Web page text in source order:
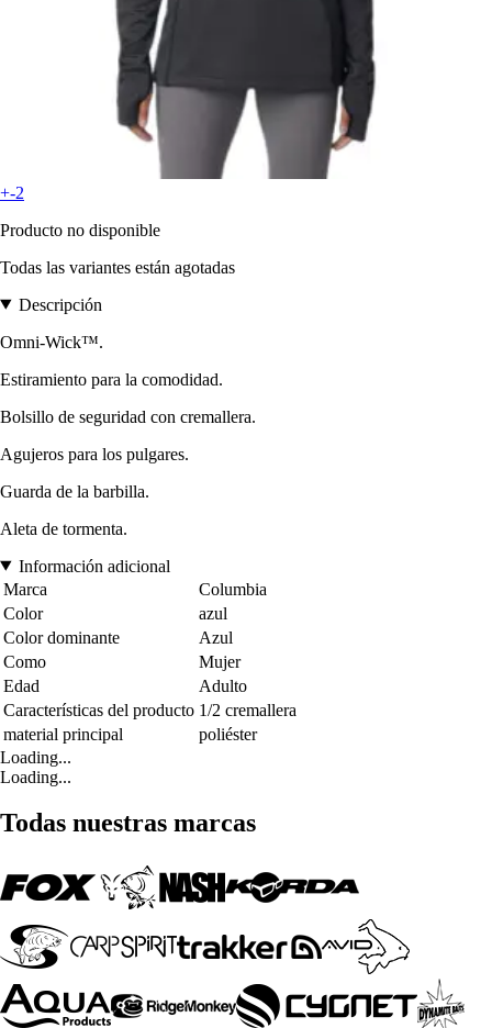
+-2
Producto no disponible
Todas las variantes están agotadas
Descripción
Omni-Wick™.
Estiramiento para la comodidad.
Bolsillo de seguridad con cremallera.
Agujeros para los pulgares.
Guarda de la barbilla.
Aleta de tormenta.
Información adicional
Marca
Columbia
Color
azul
Color dominante
Azul
Como
Mujer
Edad
Adulto
Características del producto 1/2 cremallera
material principal
poliéster
Loading...
Loading...
Todas nuestras marcas